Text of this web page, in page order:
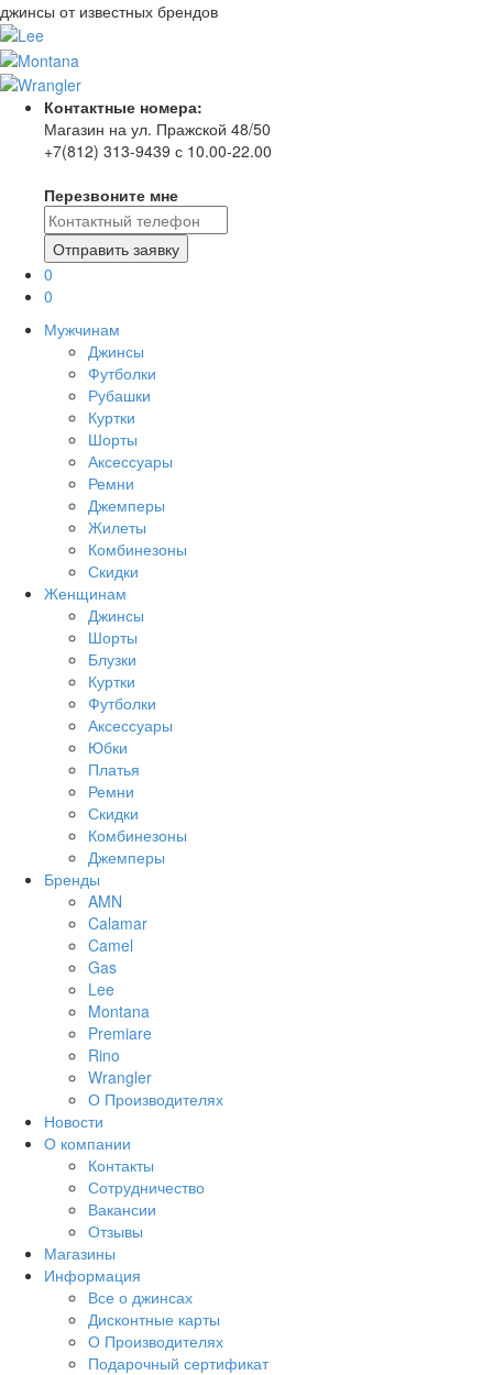
джинсы от известных брендов
Контактные номера:
Магазин на ул. Пражской 48/50
+7(812) 313-9439 с 10.00-22.00
Перезвоните мне
0
0
Мужчинам
Джинсы
Футболки
Рубашки
Куртки
Шорты
Аксессуары
Ремни
Джемперы
Жилеты
Комбинезоны
Скидки
Женщинам
Джинсы
Шорты
Блузки
Куртки
Футболки
Аксессуары
Юбки
Платья
Ремни
Скидки
Комбинезоны
Джемперы
Бренды
AMN
Calamar
Camel
Gas
Lee
Montana
Premiare
Rino
Wrangler
О Производителях
Новости
О компании
Контакты
Сотрудничество
Вакансии
Отзывы
Магазины
Информация
Все о джинсах
Дисконтные карты
О Производителях
Подарочный сертификат